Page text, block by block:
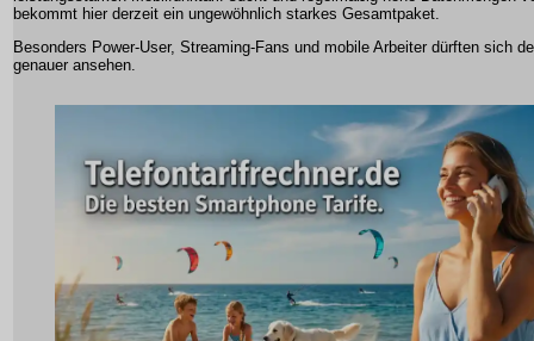
bekommt hier derzeit ein ungewöhnlich starkes Gesamtpaket.
Besonders Power-User, Streaming-Fans und mobile Arbeiter dürften sich
genauer ansehen.